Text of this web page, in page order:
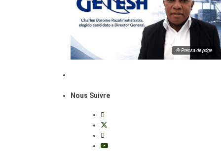
© Prensa de pdge
Nous Suivre